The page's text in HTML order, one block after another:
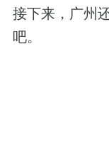
接下来，广州
吧。